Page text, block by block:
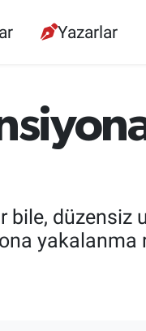
Yazarlar
bile, düzensiz